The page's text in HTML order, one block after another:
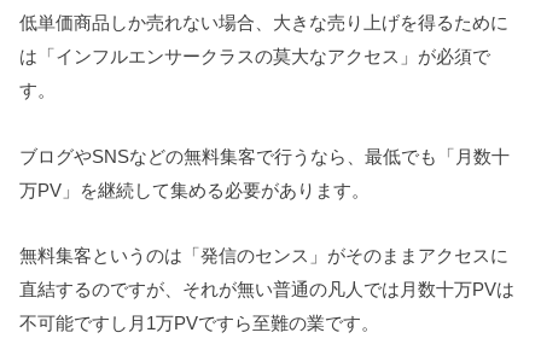
低単価商品しか売れない場合、大きな売り上げを得るために
は「インフルエンサークラスの莫大なアクセス」が必須で
す。
ブログやSNSなどの無料集客で行うなら、最低でも「月数十
万PV」を継続して集める必要があります。
無料集客というのは「発信のセンス」がそのままアクセスに
直結するのですが、それが無い普通の凡人では月数十万PVは
不可能ですし月1万PVですら至難の業です。